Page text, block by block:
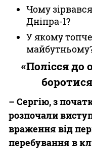
Чому
Дніпра-1?
У якому
«Полісся до
– Сергію, з
розпочали
враження від
перебування в